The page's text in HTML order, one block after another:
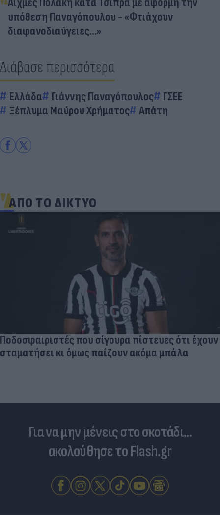
υπόθεση Παναγόπουλου - «Φτιάχουν
διαφανοδιαύγειες...»
Διάβασε περισσότερα
Ελλάδα Γιάννης Παναγόπουλος
ΓΣΕΕ
Ξέπλυμα Μαύρου Χρήματος
Απάτη
ΑΠΟ ΤΟ ΔΙΚΤΥΟ
Ποδοσφαιριστές που σίγουρα πίστευες ότι έχουν
σταματήσει κι όμως παίζουν ακόμα μπάλα
Για να μην μένεις στο σκοτάδι...
ακολούθησε το Flash.gr